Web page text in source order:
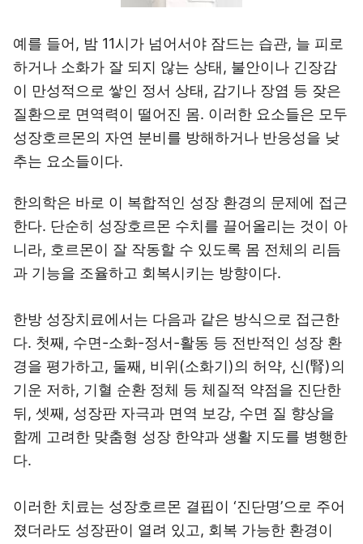
예를 들어, 밤 11시가 넘어서야 잠드는 습관, 늘 피로
하거나 소화가 잘 되지 않는 상태, 불안이나 긴장감
이 만성적으로 쌓인 정서 상태, 감기나 장염 등 잦은
질환으로 면역력이 떨어진 몸. 이러한 요소들은 모두
성장호르몬의 자연 분비를 방해하거나 반응성을 낮
추는 요소들이다.
한의학은 바로 이 복합적인 성장 환경의 문제에 접근
한다. 단순히 성장호르몬 수치를 끌어올리는 것이 아
니라, 호르몬이 잘 작동할 수 있도록 몸 전체의 리듬
과 기능을 조율하고 회복시키는 방향이다.
한방 성장치료에서는 다음과 같은 방식으로 접근한
다. 첫째, 수면-소화-정서-활동 등 전반적인 성장 환
경을 평가하고, 둘째, 비위(소화기)의 허약, 신(腎)의
기운 저하, 기혈 순환 정체 등 체질적 약점을 진단한
뒤, 셋째, 성장판 자극과 면역 보강, 수면 질 향상을
함께 고려한 맞춤형 성장 한약과 생활 지도를 병행한
다.
이러한 치료는 성장호르몬 결핍이 ‘진단명’으로 주어
졌더라도 성장판이 열려 있고, 회복 가능한 환경이